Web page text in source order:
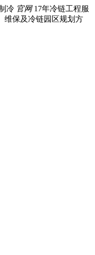
冷 官网 17年冷链工程服
维保及冷链园区规划方